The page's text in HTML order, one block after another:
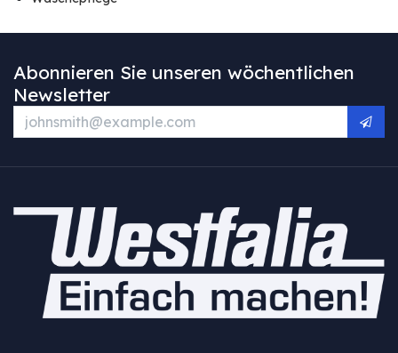
Abonnieren Sie unseren wöchentlichen
Newsletter